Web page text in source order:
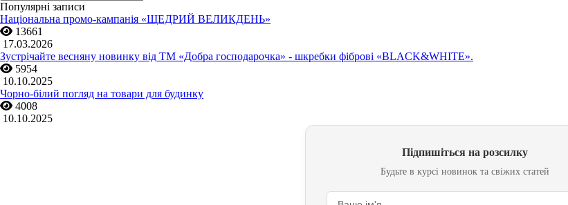
Популярні записи
Національна промо-кампанія «ЩЕДРИЙ ВЕЛИКДЕНЬ»
13661
17.03.2026
Зустрічайте весняну новинку від ТМ «Добра господарочка» - шкребки фіброві «BLACK&WHITE».
5954
10.10.2025
Чорно-білий погляд на товари для будинку
4008
10.10.2025
Підпишіться на розсилку
Будьте в курсі новинок та свіжих статей